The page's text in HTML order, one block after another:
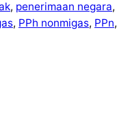
, penerimaan negara,
, PPh nonmigas, PPn,